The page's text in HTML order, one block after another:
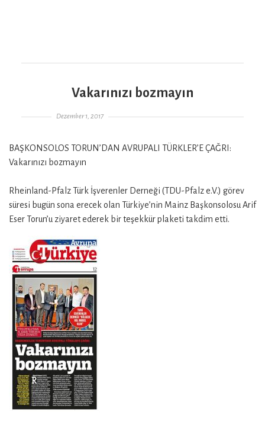
Vakarınızı bozmayın
Gepostet am
Dezember 1, 2017
BAŞKONSOLOS TORUN’DAN AVRUPALI TÜRKLER’E ÇAĞRI:
Vakarınızı bozmayın
Rheinland-Pfalz Türk İşverenler Derneği (TDU-Pfalz e.V.) görev
süresi bugün sona erecek olan Türkiye’nin Mainz Başkonsolosu Arif
Eser Torun’u ziyaret ederek bir teşekkür plaketi takdim etti.